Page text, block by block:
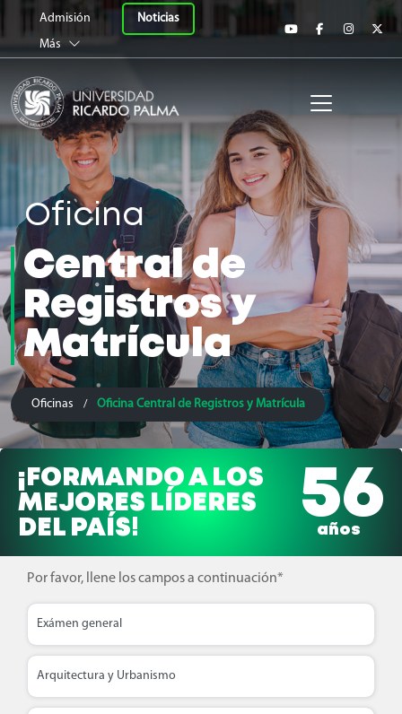
Admisión Noticias
Más
Universidad Ricardo
Oficina
Central de
Registros y
Matrícula
Oficinas / Oficina Central de Registros y Matrícula
¡FORMANDO A LOS
MEJORES LÍDERES
DEL PAÍS!
56
años
Por favor, llene los campos a continuación*